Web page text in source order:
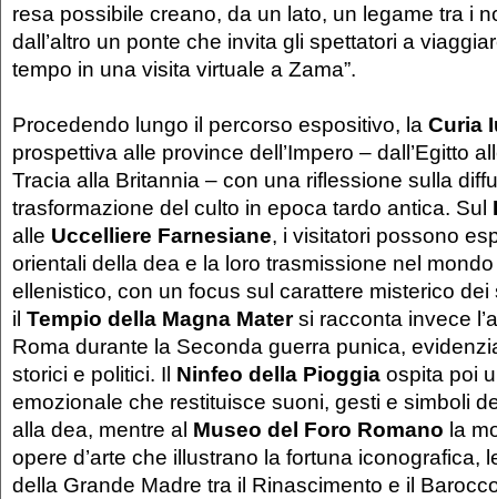
resa possibile creano, da un lato, un legame tra i
dall’altro un ponte che invita gli spettatori a
tempo in una visita virtuale a Zama”.
Procedendo lungo il percorso espositivo, la Curia
prospettiva alle province dell’Impero – dall’Egitto
Tracia alla Britannia – con una riflessione sulla
trasformazione del culto in epoca tardo antica. Sul
alle Uccelliere Farnesiane, i visitatori possono
orientali della dea e la loro trasmissione nel
ellenistico, con un focus sul carattere misterico
il Tempio della Magna Matersi racconta invece
Roma durante la Seconda guerra punica,
storici e politici. Il Ninfeo della Pioggia ospita poi
emozionale che restituisce suoni, gesti e simboli
alla dea, mentre al Museo del Foro Romano la
opere d’arte che illustrano la fortuna iconografica,
della Grande Madre tra il Rinascimento e il